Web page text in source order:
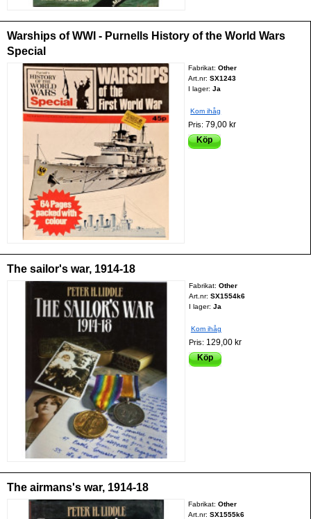
Warships of WWI - Purnells History of the World Wars
Special
Fabrikat:Other
Art.nr:SX1243
I lager: Ja
Kom ihåg
Pris:79,00 kr
Köp
The sailor's war, 1914-18
Fabrikat: Other
Art.nr: SX1554k6
I lager: Ja
Kom ihåg
Pris: 129,00 kr
Köp
The airmans's war, 1914-18
Fabrikat:Other
Art.nr:SX1555k6